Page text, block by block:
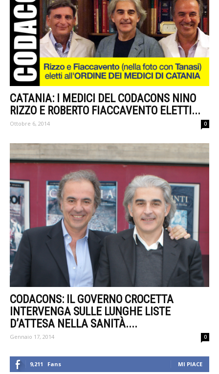
CATANIA: I MEDICI DEL CODACONS NINO
RIZZO E ROBERTO FIACCAVENTO ELETTI...
Ottobre 6, 2014 0
CODACONS: IL GOVERNO CROCETTA
INTERVENGA SULLE LUNGHE LISTE
D’ATTESA NELLA SANITÀ....
Gennaio 17, 2014 0
9,211 Fans MI PIACE